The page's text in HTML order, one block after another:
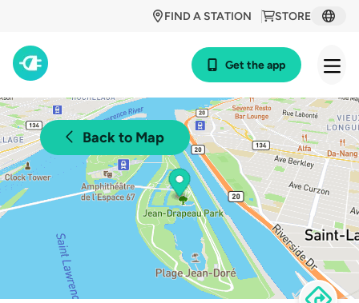
STORE
FIND A STATION
Get the app
Back to Map